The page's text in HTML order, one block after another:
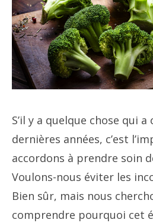
S’il y a quelque chose qui a
dernières années, c’est
accordons à prendre soin
Voulons-nous éviter les
Bien sûr, mais nous
comprendre pourquoi cet